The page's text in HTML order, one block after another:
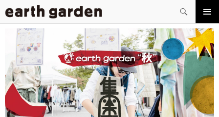
索
メイン
メニュ
ー
コ
へ
ス
キ
ッ
プ